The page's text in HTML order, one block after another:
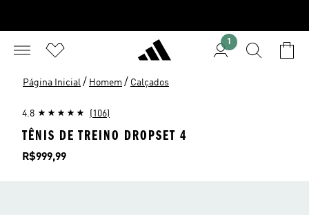
1
Página Inicial / Homem / Calçados
4.8 (106)
TÊNIS DE TREINO DROPSET 4
Preço
R$999,99